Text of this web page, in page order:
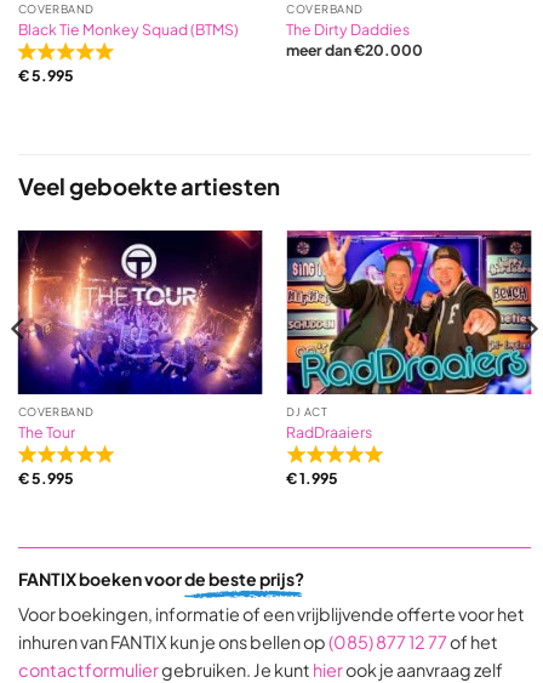
COVERBAND
Black Tie Monkey Squad (BTMS)
Rated
5,0
based
on
ratings
€5.995
COVERBAND
The Dirty Daddies
meer dan €20.000
Veel geboekte artiesten
COVERBAND
The Tour
Rated
5,0
based
31
ratings
€5.995
DJ ACT
RadDraaiers
Rated
5,0
9
ratings
€1.995
FANTIX boeken voorde beste prijs?
Voor boekingen, informatie of een vrijblijvende offerte voor het
inhuren van FANTIX kun je ons bellen op(085) 877 12 77of het
contactformuliergebruiken. Je kunt hierook je aanvraag zelf